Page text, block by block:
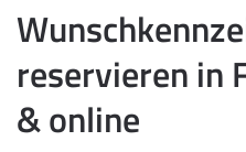
reservieren in
& online